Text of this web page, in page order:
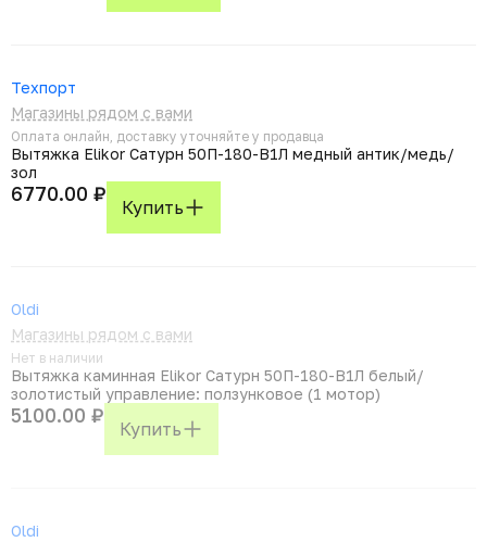
Техпорт
Магазины рядом с вами
Оплата онлайн, доставку уточняйте у продавца
Вытяжка Elikor Сатурн 50П-180-В1Л медный антик/медь/
зол
6770.00 ₽
Купить
Oldi
Магазины рядом с вами
Нет в наличии
Вытяжка каминная Elikor Сатурн 50П-180-В1Л белый/
золотистый управление: ползунковое (1 мотор)
5100.00 ₽
Купить
Oldi